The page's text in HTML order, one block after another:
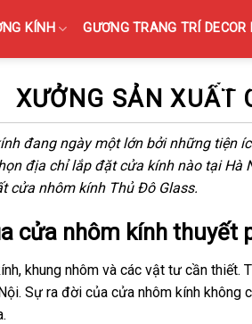
KÍNH GƯƠNG TRANG TRÍ
KÍNH SỌC
XƯỞNG SẢN XUẤT
đang ngày một lớn bởi những tiện
địa chỉ lắp đặt cửa kính nào tại
cửa nhôm kính Thủ Đô Glass.
cửa nhôm kính thuyết
khung nhôm và các vật tư cần
Sự ra đời của cửa nhôm kính